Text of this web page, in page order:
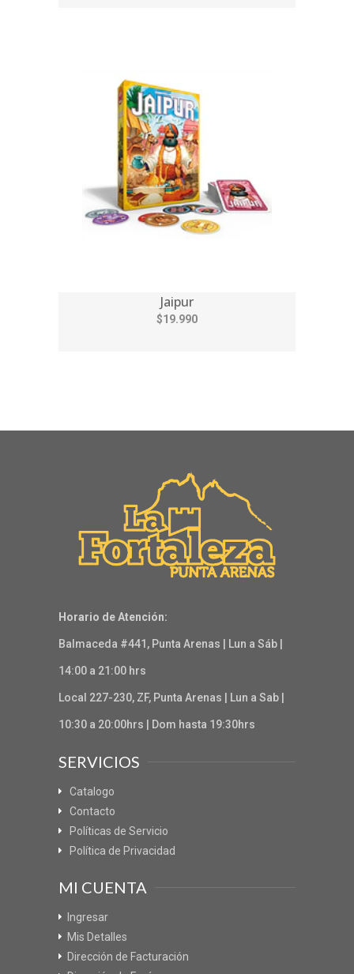
Jaipur
$19.990
Horario de Atención:
Balmaceda #441, Punta Arenas | Lun a Sáb |
14:00 a 21:00 hrs
Local 227-230, ZF, Punta Arenas | Lun a Sab |
10:30 a 20:00hrs | Dom hasta 19:30hrs
SERVICIOS
Catalogo
Contacto
Políticas de Servicio
Política de Privacidad
MI CUENTA
Ingresar
Mis Detalles
Dirección de Facturación